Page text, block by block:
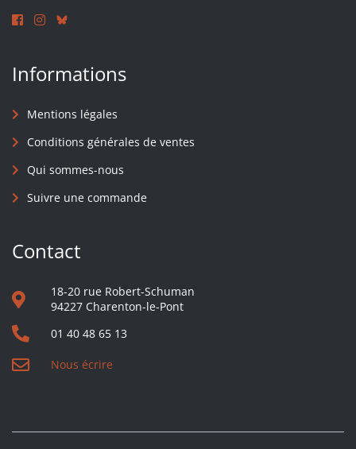
Informations
Mentions légales
Conditions générales de ventes
Qui sommes-nous
Suivre une commande
Contact
18-20 rue Robert-Schuman
94227 Charenton-le-Pont
01 40 48 65 13
Nous écrire